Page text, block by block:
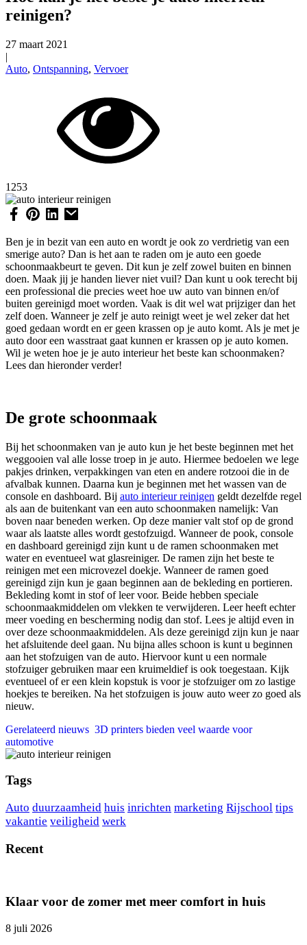
reinigen?
27 maart 2021
|
Auto, Ontspanning, Vervoer
1253
Ben je in bezit van een auto en wordt je ook zo verdrietig van een
smerige auto? Dan is het aan te raden om je auto een goede
schoonmaakbeurt te geven. Dit kun je zelf zowel buiten en binnen
doen. Maak jij je handen liever niet vuil? Dan kunt u ook terecht bij
een professional die precies weet hoe uw auto van binnen en/of
buiten gereinigd moet worden. Vaak is dit wel wat prijziger dan het
zelf doen. Wanneer je zelf je auto reinigt weet je wel zeker dat het
goed gedaan wordt en er geen krassen op je auto komt. Als je met je
auto door een wasstraat gaat kunnen er krassen op je auto komen.
Wil je weten hoe je je auto interieur het beste kan schoonmaken?
Lees dan hieronder verder!
De grote schoonmaak
Bij het schoonmaken van je auto kun je het beste beginnen met het
weggooien val alle losse troep in je auto. Hiermee bedoelen we lege
pakjes drinken, verpakkingen van eten en andere rotzooi die in de
afvalbak kunnen. Daarna kun je beginnen met het wassen van de
console en dashboard. Bij auto interieur reinigen geldt dezelfde regel
als aan de buitenkant van een auto schoonmaken namelijk: Van
boven naar beneden werken. Op deze manier valt stof op de grond
waar als laatste alles wordt gestofzuigd. Wanneer de pook, console
en dashboard gereinigd zijn kunt u de ramen schoonmaken met
water en eventueel wat glasreiniger. De ramen zijn het beste te
reinigen met een microvezel doekje. Wanneer de ramen goed
gereinigd zijn kun je gaan beginnen aan de bekleding en portieren.
Bekleding komt in stof of leer voor. Beide hebben speciale
schoonmaakmiddelen om vlekken te verwijderen. Leer heeft echter
meer voeding en bescherming nodig dan stof. Lees je altijd even in
over deze schoonmaakmiddelen. Als deze gereinigd zijn kun je naar
het afsluitende deel gaan. Nu bijna alles schoon is kunt u beginnen
aan het stofzuigen van de auto. Hiervoor kunt u een normale
stofzuiger gebruiken maar een kruimeldief is ook toegestaan. Kijk
eventueel of er een klein kopstuk is voor je stofzuiger om zo lastige
hoekjes te bereiken. Na het stofzuigen is jouw auto weer zo goed als
nieuw.
Gerelateerd nieuws 3D printers bieden veel waarde voor
automotive
Tags
Auto duurzaamheid huis inrichten marketing Rijschool tips
vakantie veiligheid werk
Recent
Klaar voor de zomer met meer comfort in huis
8 juli 2026